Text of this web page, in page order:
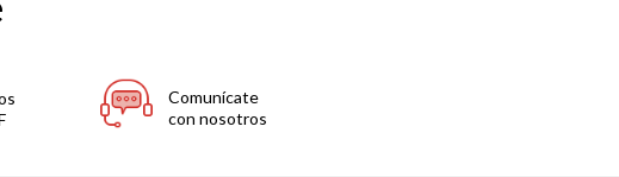
Comunícate
con nosotros